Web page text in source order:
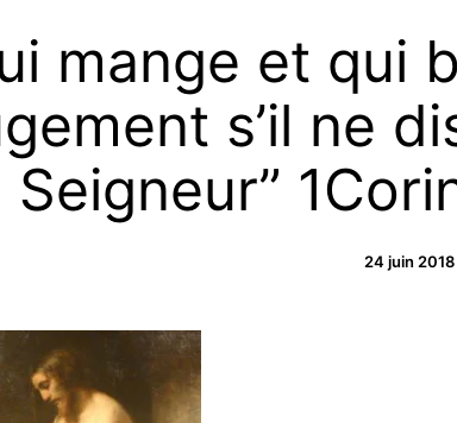
mange et qui
s’il ne
Seigneur”
24 juin 2018